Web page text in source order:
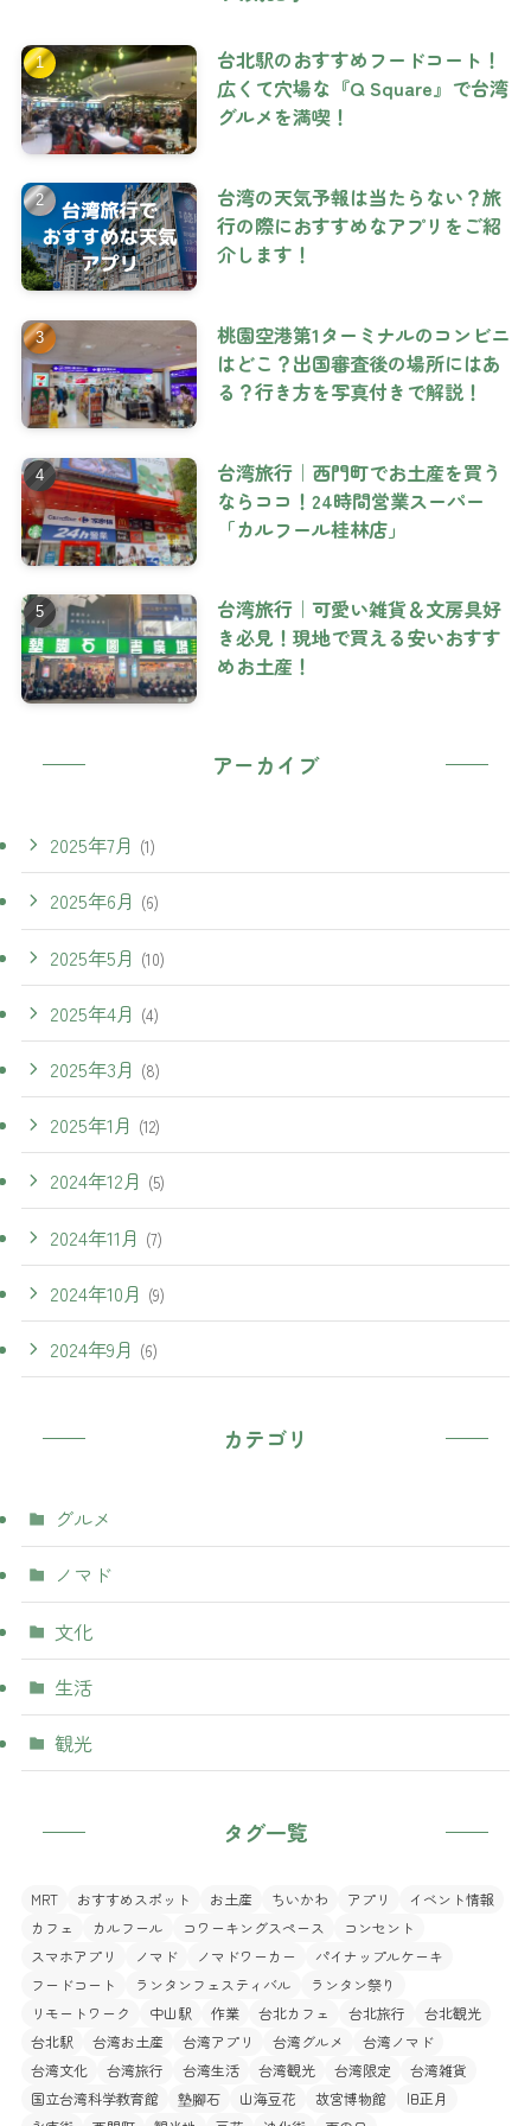
台北駅のおすすめフードコート！
広くて穴場な『Q Square』で台湾
グルメを満喫！
台湾の天気予報は当たらない？旅
行の際におすすめなアプリをご紹
介します！
桃園空港第1ターミナルのコンビニ
はどこ？出国審査後の場所にはあ
る？行き方を写真付きで解説！
台湾旅行｜西門町でお土産を買う
ならココ！24時間営業スーパー
「カルフール桂林店」
台湾旅行｜可愛い雑貨＆文房具好
き必見！現地で買える安いおすす
めお土産！
アーカイブ
2025年7月 (1)
2025年6月 (6)
2025年5月 (10)
2025年4月 (4)
2025年3月 (8)
2025年1月 (12)
2024年12月 (5)
2024年11月 (7)
2024年10月 (9)
2024年9月 (6)
カテゴリ
グルメ
ノマド
文化
生活
観光
タグ一覧
MRT おすすめスポット お土産 ちいかわ アプリ
イベント情報
カフェ
カルフール コワーキングスペース
コンセント
スマホアプリ
ノマド ノマドワーカー
パイナップルケーキ
フードコート
ランタンフェスティバル
ランタン祭り
リモートワーク
中山駅 作業 台北カフェ 台北旅行
台北観光
台北駅
台湾お土産 台湾アプリ 台湾グルメ
台湾ノマド
台湾文化
台湾旅行 台湾生活 台湾観光 台湾限定
台湾雑貨
国立台湾科学教育館
墊腳石 山海豆花 故宮博物館
旧正月